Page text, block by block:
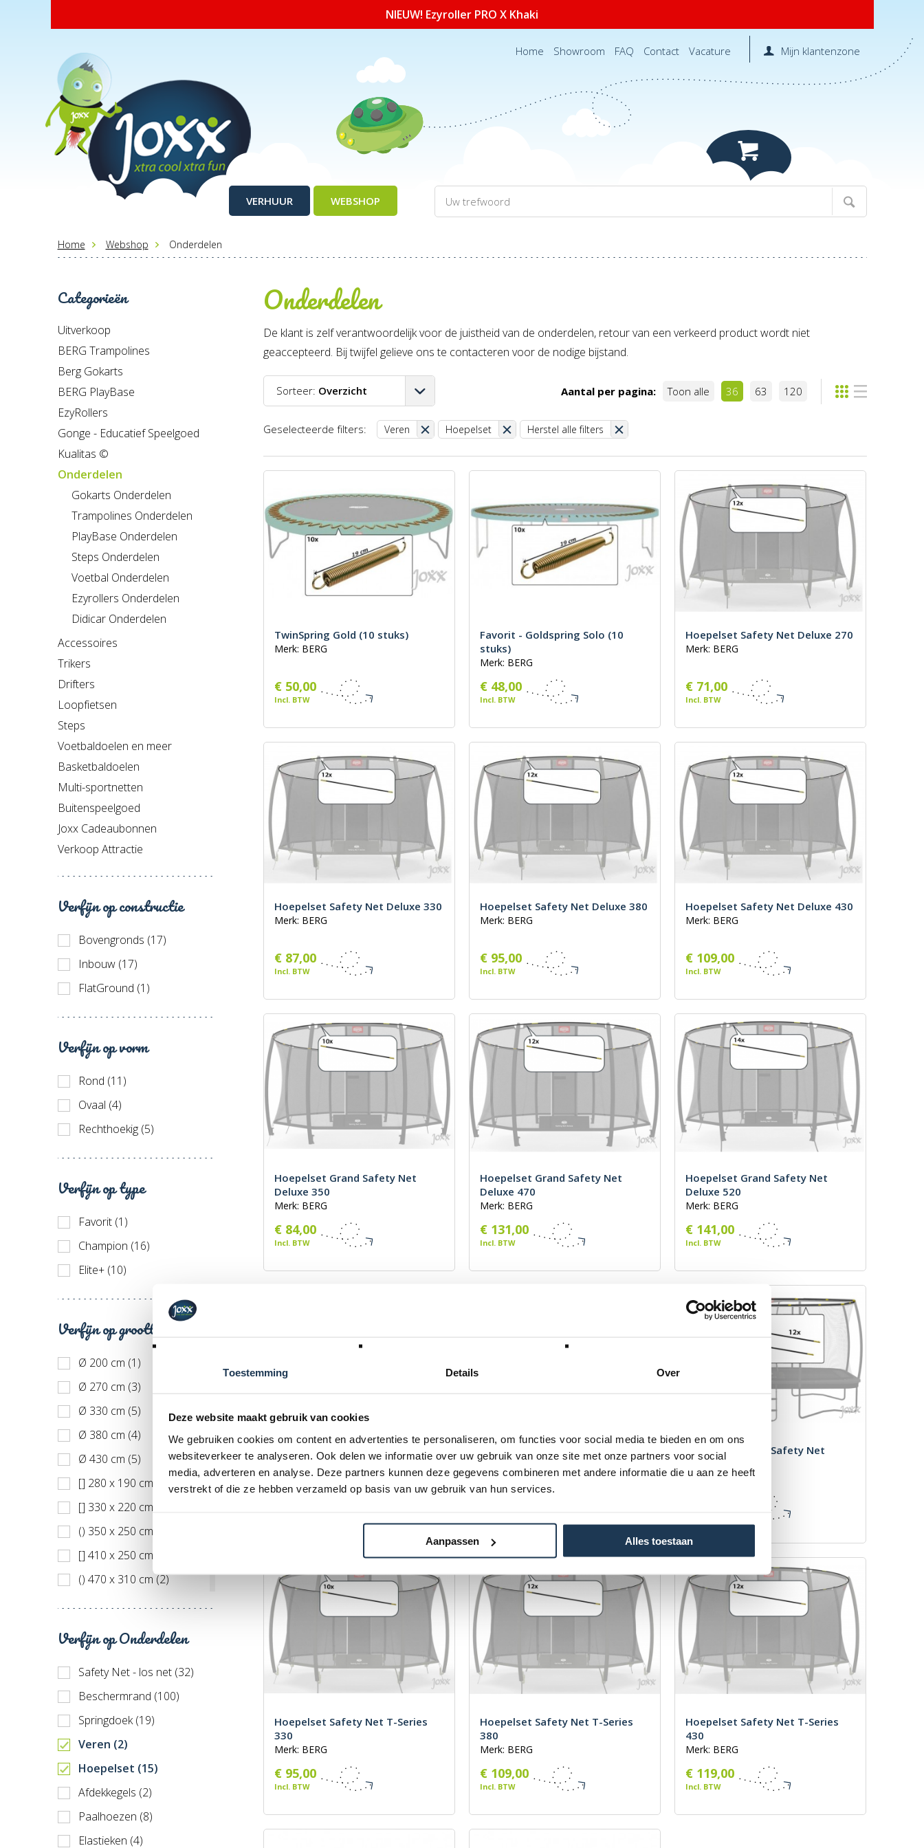
Toestemming Details Over
Deze website maakt gebruik van cookies
We gebruiken cookies om content en advertenties te personaliseren, om functies voor social media te bieden en om ons
websiteverkeer te analyseren. Ook delen we informatie over uw gebruik van onze site met onze partners voor social
media, adverteren en analyse. Deze partners kunnen deze gegevens combineren met andere informatie die u aan ze heeft
verstrekt of die ze hebben verzameld op basis van uw gebruik van hun services.
Aanpassen Alles toestaan
NIEUW! Ezyroller PRO X Khaki
Home Showroom FAQ Contact Vacature Mijn klantenzone
VERHUUR WEBSHOP
Home Webshop Onderdelen
Categorieën
Uitverkoop
BERG Trampolines
Berg Gokarts
BERG PlayBase
EzyRollers
Gonge - Educatief Speelgoed
Kualitas ©
Onderdelen
Gokarts Onderdelen
Trampolines Onderdelen
PlayBase Onderdelen
Steps Onderdelen
Voetbal Onderdelen
Ezyrollers Onderdelen
Didicar Onderdelen
Accessoires
Trikers
Drifters
Loopfietsen
Steps
Voetbaldoelen en meer
Basketbaldoelen
Multi-sportnetten
Buitenspeelgoed
Joxx Cadeaubonnen
Verkoop Attractie
Verfijn op constructie
Bovengronds (17)
Inbouw (17)
FlatGround (1)
Verfijn op vorm
Rond (11)
Ovaal (4)
Rechthoekig (5)
Verfijn op type
Favorit (1)
Champion (16)
Elite+ (10)
Verfijn op grootte
Ø 200 cm (1)
Ø 270 cm (3)
Ø 330 cm (5)
Ø 380 cm (4)
Ø 430 cm (5)
[] 280 x 190 cm (1)
[] 330 x 220 cm (2)
() 350 x 250 cm (2)
[] 410 x 250 cm (3)
() 470 x 310 cm (2)
Verfijn op Onderdelen
Safety Net - los net (32)
Beschermrand (100)
Springdoek (19)
Veren (2)
Hoepelset (15)
Afdekkegels (2)
Paalhoezen (8)
Elastieken (4)
Onderdelen
De klant is zelf verantwoordelijk voor de juistheid van de onderdelen, retour van een verkeerd product wordt niet
geaccepteerd. Bij twijfel gelieve ons te contacteren voor de nodige bijstand.
Sorteer: Overzicht
Prijs laag-hoog
Prijs hoog-laag
Recentst
Aantal per pagina: Toon alle 36 63 120
Geselecteerde filters: Veren Hoepelset Herstel alle filters
TwinSpring Gold (10 stuks)
Merk: BERG
€ 50,00
Incl. BTW
Favorit - Goldspring Solo (10
stuks)
Merk: BERG
€ 48,00
Incl. BTW
Hoepelset Safety Net Deluxe 270
Merk: BERG
€ 71,00
Incl. BTW
Hoepelset Safety Net Deluxe 330
Merk: BERG
€ 87,00
Incl. BTW
Hoepelset Safety Net Deluxe 380
Merk: BERG
€ 95,00
Incl. BTW
Hoepelset Safety Net Deluxe 430
Merk: BERG
€ 109,00
Incl. BTW
Hoepelset Grand Safety Net
Deluxe 350
Merk: BERG
€ 84,00
Incl. BTW
Hoepelset Grand Safety Net
Deluxe 470
Merk: BERG
€ 131,00
Incl. BTW
Hoepelset Grand Safety Net
Deluxe 520
Merk: BERG
€ 141,00
Incl. BTW
Hoepelset Ultim Safety Net
Deluxe 330
Merk: BERG
Hoepelset Ultim Safety Net
Deluxe 410 XL
Merk: BERG
Hoepelset Ultim Safety Net
Deluxe 500 XL
Merk: BERG
Hoepelset Safety Net T-Series
330
Merk: BERG
€ 95,00
Incl. BTW
Hoepelset Safety Net T-Series
380
Merk: BERG
€ 109,00
Incl. BTW
Hoepelset Safety Net T-Series
430
Merk: BERG
€ 119,00
Incl. BTW